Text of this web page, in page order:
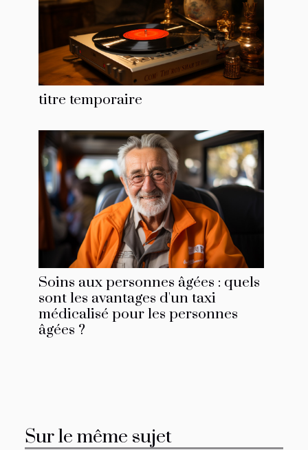
titre temporaire
Soins aux personnes âgées : quels
sont les avantages d'un taxi
médicalisé pour les personnes
âgées ?
Sur le même sujet